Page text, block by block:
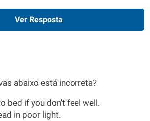
Ver Resposta
abaixo está incorreta?
bed if you don't feel well.
in poor light.